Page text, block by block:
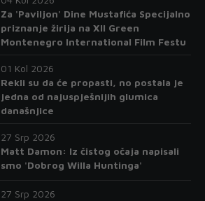
Za 'Paviljon' Dine Mustafića Specijalno
priznanje žirija na XII Green
Montenegro International Film Festu
01 Kol 2026
Rekli su da će propasti, no postala je
jedna od najuspješnijih glumica
današnjice
27 Srp 2026
Matt Damon: Iz čistog očaja napisali
smo 'Dobrog Willa Huntinga'
27 Srp 2026